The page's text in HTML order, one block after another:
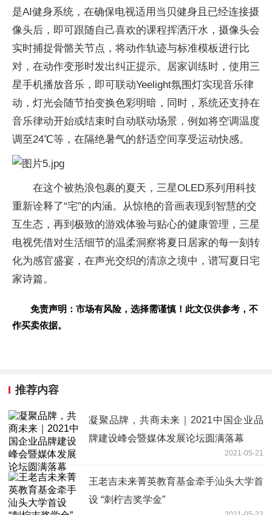
是AI健身系统，在确保电视适用当贝健身且已经连接摄
像头后，即可跟随自己喜欢的课程挥洒汗水，摄像头会
实时捕捉骨骼关节点，将动作轨迹与标准模板进行比
对，在动作变形时发出纠正提示。居家训练时，使用三
星手机播放音乐，即可联动Yeelight氛围灯实现音乐律
动，灯光会随节拍变换色彩明暗，同时，系统还支持在
音乐律动开始或结束时自动联动场景，例如将空调温度
调至24℃等，在隔绝暑气的舒适空间享受运动快感。
在这个被热浪包裹的夏天，三星OLED系列用科技
重新诠释了“宅”的内涵。从惊艳的音画表现到智慧的交
互生态，再到极致的游戏体验与贴心的健康管理，三星
电视凭借对生活细节的温柔洞察将夏日居家的每一刻转
化为感官盛宴，在声光交织的清凉之境中，谱写夏日宅
家诗篇。
免责声明：市场有风险，选择需谨慎！此文仅供参考，不
作买卖依据。
推荐内容
凝聚品牌，共商未来｜2021中国企业品
牌建设峰会暨媒体发展论坛圆满落幕
2021-05-21
王老吉未来菁英教育基金牵手汕头大学首
设 “刺柠吉奖学金”